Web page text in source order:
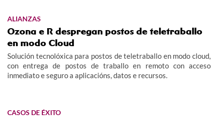
ALIANZAS
Ozona e R despregan postos de teletraballo
en modo Cloud
Solución tecnolóxica para postos de teletraballo en modo cloud,
con entrega de postos de traballo en remoto con acceso
inmediato e seguro a aplicacións, datos e recursos.
CASOS DE ÉXITO